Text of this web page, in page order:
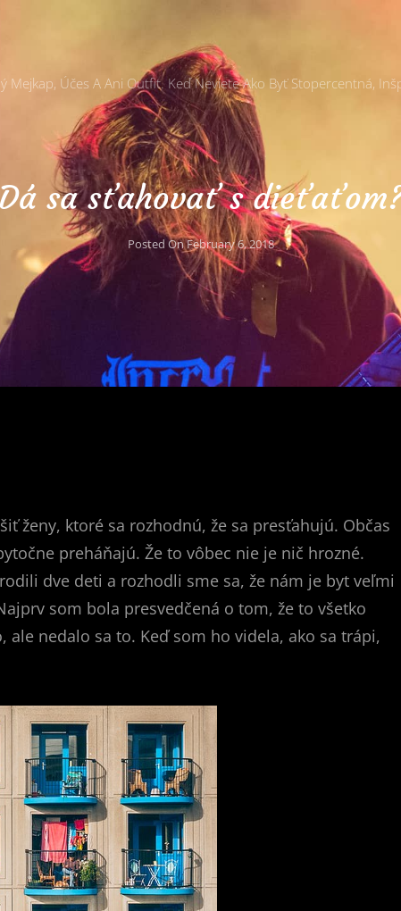
Účes A Ani Outfit. Keď Neviete Ako Byť Stopercentná,
Dá sa sťahovať s
Posted OnFebruary 6, 2018
ženy, ktoré sa rozhodnú, že sa presťahujú. Občas
preháňajú. Že to vôbec nie je nič hrozné.
dve deti a rozhodli sme sa, že nám je byt veľmi
som bola presvedčená o tom, že to všetko
nedalo sa to. Keď som ho videla, ako sa trápi,